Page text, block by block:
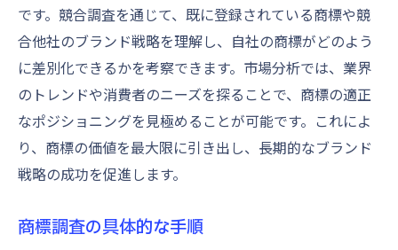
です。競合調査を通じて、既に登録されている商標や競
合他社のブランド戦略を理解し、自社の商標がどのよう
に差別化できるかを考察できます。市場分析では、業界
のトレンドや消費者のニーズを探ることで、商標の適正
なポジショニングを見極めることが可能です。これによ
り、商標の価値を最大限に引き出し、長期的なブランド
戦略の成功を促進します。
商標調査の具体的な手順